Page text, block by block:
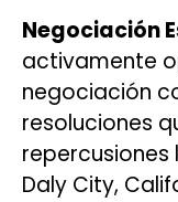
Negociación
activamente
negociación
resoluciones
repercusiones
Daly City,